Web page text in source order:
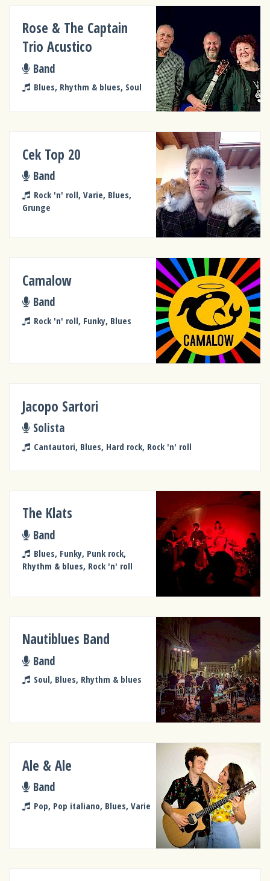
Rose & The Captain
Trio Acustico
Band
Blues, Rhythm & blues, Soul
Cek Top 20
Band
Rock 'n' roll, Varie, Blues,
Grunge
Camalow
Band
Rock 'n' roll, Funky, Blues
Jacopo Sartori
Solista
Cantautori, Blues, Hard rock, Rock 'n' roll
The Klats
Band
Blues, Funky, Punk rock,
Rhythm & blues, Rock 'n' roll
Nautiblues Band
Band
Soul, Blues, Rhythm & blues
Ale & Ale
Band
Pop, Pop italiano, Blues, Varie